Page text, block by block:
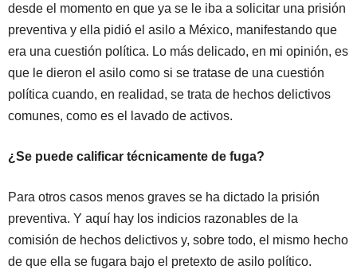
desde el momento en que ya se le iba a solicitar una prisión
preventiva y ella pidió el asilo a México, manifestando que
era una cuestión política. Lo más delicado, en mi opinión, es
que le dieron el asilo como si se tratase de una cuestión
política cuando, en realidad, se trata de hechos delictivos
comunes, como es el lavado de activos.
¿Se puede calificar técnicamente de fuga?
Para otros casos menos graves se ha dictado la prisión
preventiva. Y aquí hay los indicios razonables de la
comisión de hechos delictivos y, sobre todo, el mismo hecho
de que ella se fugara bajo el pretexto de asilo político.